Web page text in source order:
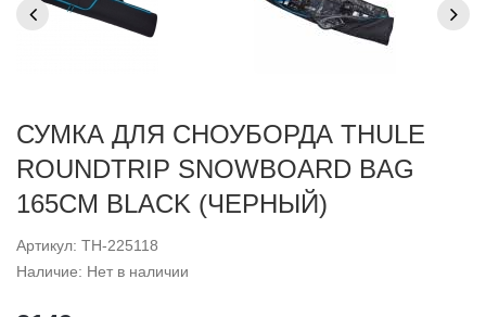
СУМКА ДЛЯ СНОУБОРДА THULE
ROUNDTRIP SNOWBOARD BAG
165CM BLACK (ЧЕРНЫЙ)
Артикул: TH-225118
Наличие: Нет в наличии